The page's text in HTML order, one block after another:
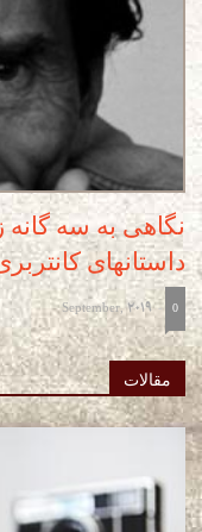
نگاهی به سه گانه
داستانهای
-
September, 2019 0
مقالات